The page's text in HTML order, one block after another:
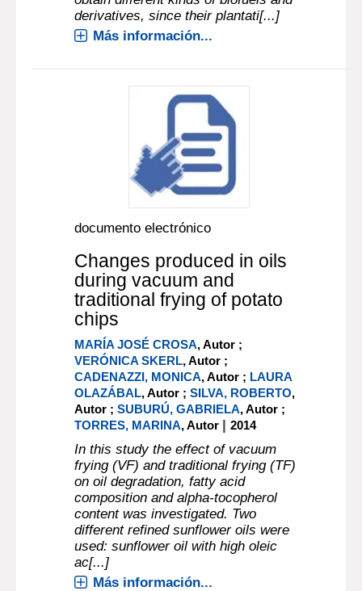
derivatives, since their plantati[...]
Más información...
documento electrónico
Changes produced in oils
during vacuum and
traditional frying of potato
chips
MARÍA JOSÉ CROSA, Autor ;
VERÓNICA SKERL, Autor ;
CADENAZZI, MONICA, Autor ; LAURA
OLAZÁBAL, Autor ;SILVA, ROBERTO,
Autor ;SUBURÚ, GABRIELA, Autor ;
TORRES, MARINA, Autor |2014
In this study the effect of vacuum
frying (VF) and traditional frying (TF)
on oil degradation, fatty acid
composition and alpha-tocopherol
content was investigated. Two
different refined sunflower oils were
used: sunflower oil with high oleic
ac[...]
Más información...